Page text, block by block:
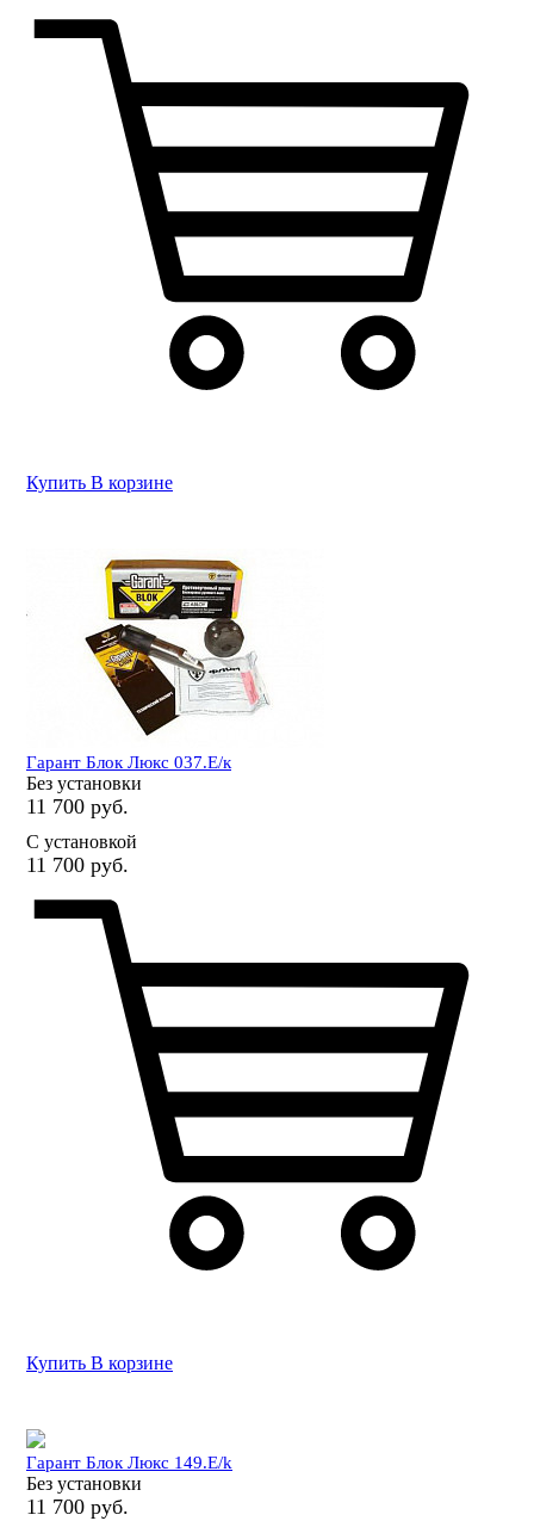
Купить В корзине
Гарант Блок Люкс 037.E/к
Без установки
11 700 руб.
С установкой
11 700 руб.
Купить В корзине
Гарант Блок Люкс 149.E/k
Без установки
11 700 руб.